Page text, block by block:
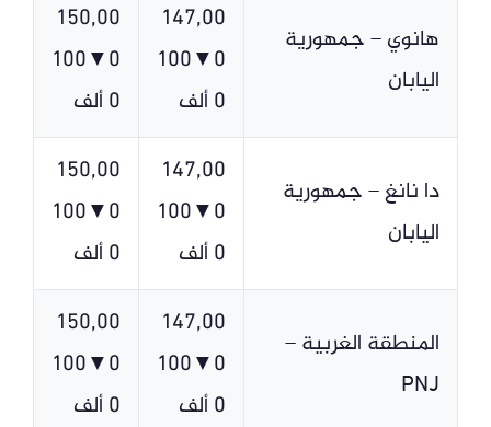
هانوي – جمهورية
اليابان
147,00
0▼100
0 ألف
150,00
0▼100
0 ألف
دا نانغ – جمهورية
اليابان
147,00
0▼100
0 ألف
150,00
0▼100
0 ألف
المنطقة الغربية –
PNJ
147,00
0▼100
0 ألف
150,00
0▼100
0 ألف